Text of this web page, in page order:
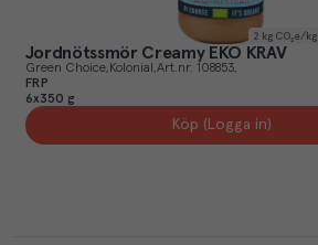
2 kg CO₂e/kg
Jordnötssmör Creamy EKO KRAV
Green Choice Kolonial Art.nr. 108853
FRP
6x350 g
Köp (Logga in)